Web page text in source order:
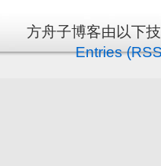
方舟子博客由以下
Entries